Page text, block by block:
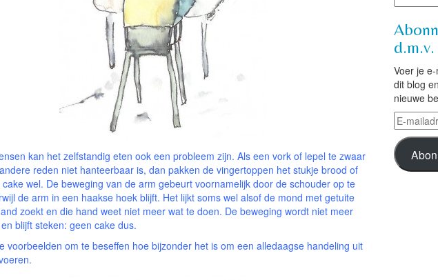
kan het zelfstandig eten ook een probleem zijn. Als een vork of lepel te zwaar
reden niet hanteerbaar is, dan pakken de vingertoppen het stukje brood of
wel. De beweging van de arm gebeurt voornamelijk door de schouder op te
de arm in een haakse hoek blijft. Het lijkt soms wel alsof de mond met getuite
zoekt en die hand weet niet meer wat te doen. De beweging wordt niet meer
blijft steken: geen cake dus.
voorbeelden om te beseffen hoe bijzonder het is om een alledaagse handeling uit
Voer je
dit blog
nieuwe
E-
mailadres